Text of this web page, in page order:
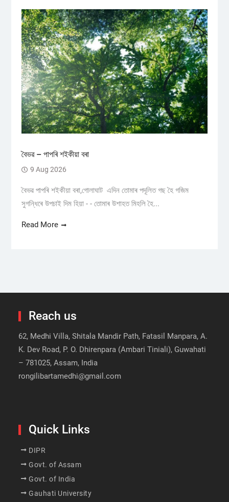
বৈভৱ – পাপৰি শইকীয়া বৰা
9 Aug 2026
বৈভৱ পাপৰি শইকীয়া বৰা,গোলাঘাট এদিন তোমাৰ পদূলিত গছ হৈ গজিম
সুগন্ধিৰে উপচাই দিম হিয়া - - তোমাৰ উশাহত মিহলি হৈ...
Read More
Reach us
62, Medhi Villa, Shitala Mandir Path, Fatasil Manpara, A.
K. Dev Road, P. O. Dhirenpara (Ambari Tiniali), Guwahati
– 781025, Assam, India
rongilibartamedhi@gmail.com
Quick Links
DIPR
Govt. of Assam
Govt. of India
Gauhati University